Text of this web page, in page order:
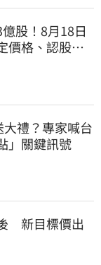
股！8月18日
格、認股規
禮？專家喊台
」關鍵訊號
新目標價出